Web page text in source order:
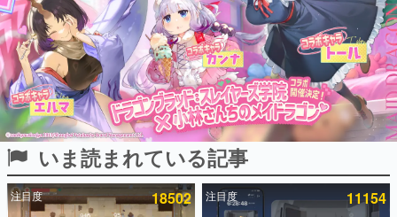
電ファミのいま読まれている記事ランキング
アプリセール情報
インタビュー
連載・特集一覧
殿堂入り記事
SNS拡散数が数千以上！ ページビュー数万以上！ などな
ど。多くの人々に読まれた、電ファミ渾身の“殿堂入り”記
事をまとめました。
いま読まれている記事
注目度 18502 注目度 11154